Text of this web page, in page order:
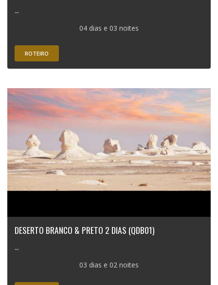
...
04 dias e 03 noites
ROTEIRO
DESERTO BRANCO & PRETO 2 DIAS (QDB01)
...
03 dias e 02 noites